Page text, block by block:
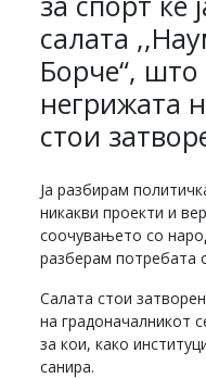
салата
Борче“,
негрижата
стои
Ја разбирам
никакви проекти и
соочувањето со
разберам потребата
Салата стои
на градоначалникот
за кои, како
санира.